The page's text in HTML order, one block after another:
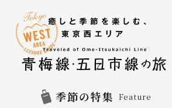
季節の特集 Feature